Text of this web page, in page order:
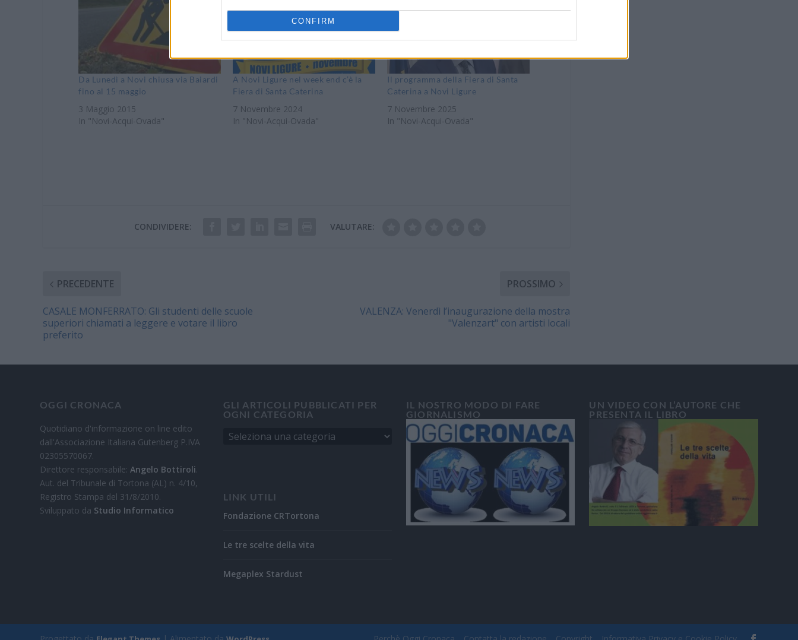
CONFIRM
Da Lunedì a Novi chiusa via Baiardi
fino al 15 maggio
3 Maggio 2015
In "Novi-Acqui-Ovada"
A Novi Ligure nel week end c’è la
Fiera di Santa Caterina
7 Novembre 2024
In "Novi-Acqui-Ovada"
Il programma della Fiera di Santa
Caterina a Novi Ligure
7 Novembre 2025
In "Novi-Acqui-Ovada"
CONDIVIDERE: VALUTARE:
PRECEDENTE
CASALE MONFERRATO: Gli studenti delle scuole
superiori chiamati a leggere e votare il libro
preferito
PROSSIMO
VALENZA: Venerdì l’inaugurazione della mostra
"Valenzart" con artisti locali
OGGI CRONACA
Quotidiano d'informazione on line edito
dall'Associazione Italiana Gutenberg P.IVA
02305570067.
Direttore responsabile:Angelo Bottiroli.
Aut. del Tribunale di Tortona (AL) n. 4/10,
Registro Stampa del 31/8/2010.
Sviluppato da Studio Informatico
GLI ARTICOLI PUBBLICATI PER
OGNI CATEGORIA
LINK UTILI
Fondazione CRTortona
Le tre scelte della vita
Megaplex Stardust
IL NOSTRO MODO DI FARE
GIORNALISMO
UN VIDEO CON L’AUTORE CHE
PRESENTA IL LIBRO